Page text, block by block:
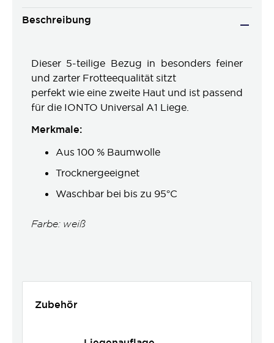
Beschreibung
Dieser 5-teilige Bezug in besonders feiner
und zarter Frotteequalität sitzt
perfekt wie eine zweite Haut und ist passend
für die IONTO Universal A1 Liege.
Merkmale:
Aus 100 % Baumwolle
Trocknergeeignet
Waschbar bei bis zu 95°C
Farbe: weiß
Zubehör